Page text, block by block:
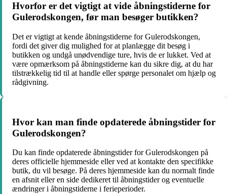
Hvorfor er det vigtigt at vide åbningstiderne for
Gulerodskongen, før man besøger butikken?
Det er vigtigt at kende åbningstiderne for Gulerodskongen,
fordi det giver dig mulighed for at planlægge dit besøg i
butikken og undgå unødvendige ture, hvis de er lukket. Ved at
være opmærksom på åbningstiderne kan du sikre dig, at du har
tilstrækkelig tid til at handle eller spørge personalet om hjælp og
rådgivning.
Hvor kan man finde opdaterede åbningstider for
Gulerodskongen?
Du kan finde opdaterede åbningstider for Gulerodskongen på
deres officielle hjemmeside eller ved at kontakte den specifikke
butik, du vil besøge. På deres hjemmeside kan du normalt finde
en afsnit eller en side dedikeret til åbningstider og eventuelle
ændringer i åbningstiderne i ferieperioder.